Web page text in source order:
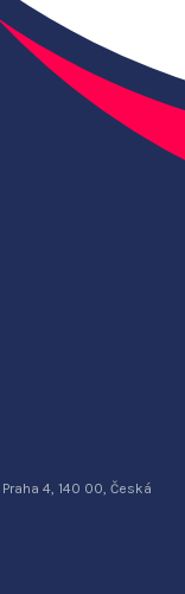
4, 140 00, Česká